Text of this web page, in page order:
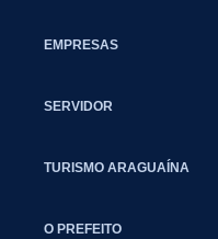
EMPRESAS
SERVIDOR
TURISMO ARAGUAÍNA
O PREFEITO